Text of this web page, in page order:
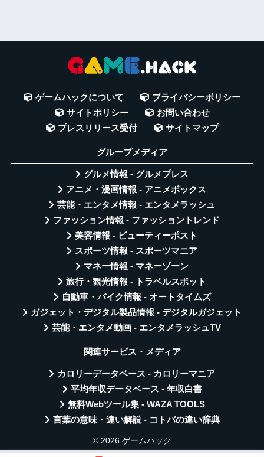
ゲームハックについて
プライバシーポリシー
サイトポリシー
お問い合わせ
プレスリリース受付
サイトマップ
グループメディア
グルメ情報 - グルメプレス
アニメ・漫画情報 - アニメボックス
芸能・エンタメ情報 - エンタメラッシュ
ファッション情報 - ファッショントレンド
美容情報 - ビューティーポスト
スポーツ情報 - スポーツマニア
マネー情報 - マネーゾーン
旅行・観光情報 - トラベルスポット
自動車・バイク情報 - オートタイムズ
ガジェット・デジタル製品情報 - デジタルガジェット
芸能・エンタメ動画 - エンタメラッシュTV
関連サービス・メディア
カロリーデータベース - カロリーマニア
平均年収データベース - 年収白書
無料Webツール集 - WAZA TOOLS
言葉の意味・違い解説 - コトバの違い辞典
© 2026 ゲームハック